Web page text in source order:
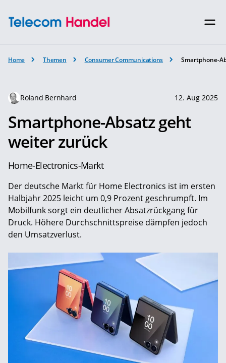
Home Themen Consumer Communications Smartphone-
Roland Bernhard 12. Aug 2025
Smartphone-Absatz geht
weiter zurück
Home-Electronics-Markt
Der deutsche Markt für Home Electronics ist im ersten
Halbjahr 2025 leicht um 0,9 Prozent geschrumpft. Im
Mobilfunk sorgt ein deutlicher Absatzrückgang für
Druck. Höhere Durchschnittspreise dämpfen jedoch
den Umsatzverlust.